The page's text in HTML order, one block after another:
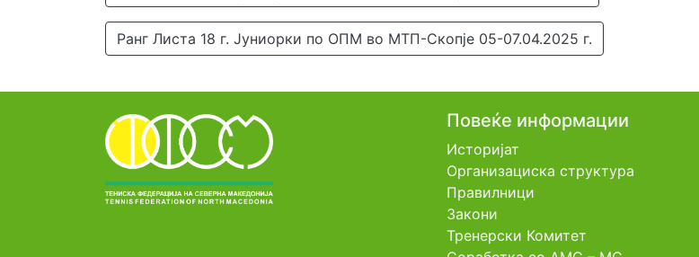
Ранг Листа 18 г. Јуниорки по ОПМ во МТП-Скопје 05-07.04.2025 г.
Повеќе информации
Историјат
Организациска структура
Правилници
Закони
Тренерски Комитет